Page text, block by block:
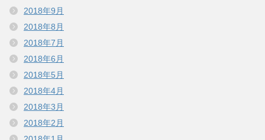
2018年9月
2018年8月
2018年7月
2018年6月
2018年5月
2018年4月
2018年3月
2018年2月